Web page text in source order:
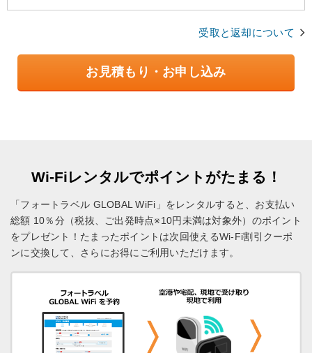
受取と返却について
お見積もり・お申し込み
Wi-Fiレンタルでポイントがたまる！
「フォートラベル GLOBAL WiFi」をレンタルすると、お支払い
総額 10％分（税抜、ご出発時点※10円未満は対象外）のポイント
をプレゼント！ たまったポイントは次回使えるWi-Fi割引クーポ
ンに交換して、さらにお得にご利用いただけます。